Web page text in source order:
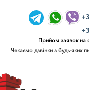
Прийом заявок на
Чекаємо дзвінки з будь-яких